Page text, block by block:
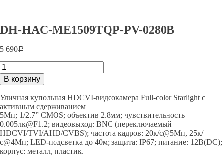
DH-HAC-ME1509TQP-PV-0280B
5 690Р
DH-
HAC-
ME1509TQP-
PV-
0280B
quantity
В корзину
Уличная купольная HDCVI-видеокамера Full-color Starlight с
активным сдерживанием
5Mп; 1/2.7” CMOS; объектив 2.8мм; чувствительность
0.005лк@F1.2; видеовыход: BNC (переключаемый
HDCVI/TVI/AHD/CVBS); частота кадров: 20к/c@5Мп, 25к/
с@4Мп; LED-подсветка до 40м; защита: IP67; питание: 12В(DC);
корпус: металл, пластик.